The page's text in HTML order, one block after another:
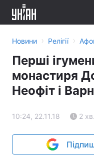
Новини › Релігії ›
Перші
монастиря
Неофіт і
10:24, 22.11.18 2 хв.